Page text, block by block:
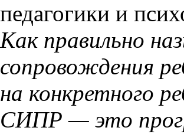
педагогики и
Как правильно
сопровождения
на конкретного
СИПР — это